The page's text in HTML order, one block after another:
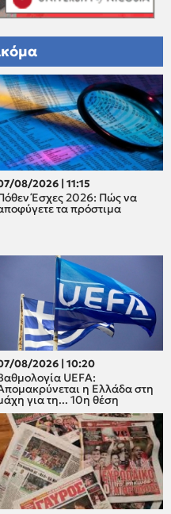
08/2026 | 11:15
Έσχες 2026: Πώς να
τα πρόστιμα
08/2026 | 10:20
UEFA:
η Ελλάδα στη
για τη... 10η θέση